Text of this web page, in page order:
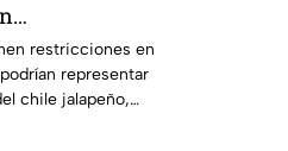
riesgo a
restricciones en
representar
chile jalapeño,